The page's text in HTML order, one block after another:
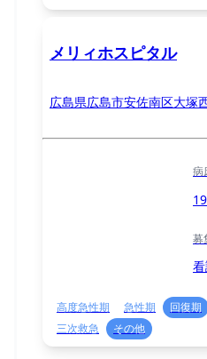
メリィホスピタル
広島県広島市安佐南区大塚
病
募
高度急性期 急性期 回復期
三次救急
その他